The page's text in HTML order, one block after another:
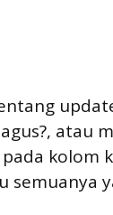
atau
kolom